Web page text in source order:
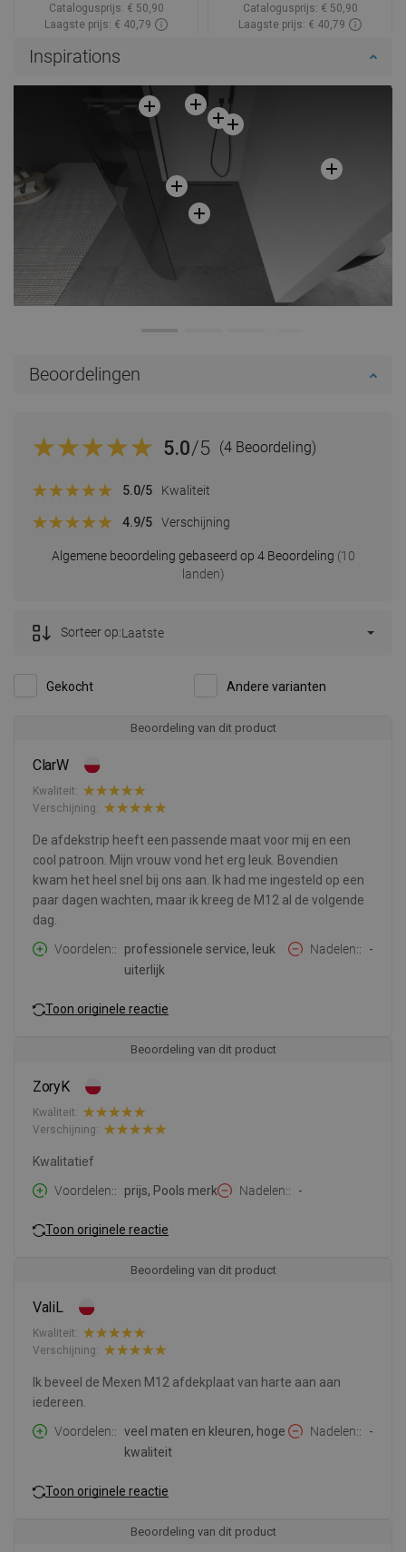
Catalogusprijs: € 50,90
Laagste prijs: € 40,79
Favoriet
Catalogusprijs: € 50,90
Laagste prijs: € 40,79
Inspirations
Beoordelingen
5.0/5 (4 Beoordeling)
Algemene beoordeling gebaseerd op 4 Beoordeling (10
landen)
5.0/5 Kwaliteit
4.9/5 Verschijning
Gekocht Andere varianten
Sorteer op:Laatste
Beoordeling van dit product
ClarW
Kwaliteit:
Verschijning:
De afdekstrip heeft een passende maat voor mij en een
cool patroon. Mijn vrouw vond het erg leuk. Bovendien
kwam het heel snel bij ons aan. Ik had me ingesteld op een
paar dagen wachten, maar ik kreeg de M12 al de volgende
dag.
Voordelen:
professionele service, leuk
uiterlijk
Nadelen: -
Toon originele reactie
Beoordeling van dit product
ZoryK
Kwaliteit:
Verschijning:
Kwalitatief
Voordelen:
prijs, Pools merk Nadelen: -
Toon originele reactie
Beoordeling van dit product
ValiL
Kwaliteit:
Verschijning:
Ik beveel de Mexen M12 afdekplaat van harte aan aan
iedereen.
Voordelen:
veel maten en kleuren, hoge
kwaliteit
Nadelen: -
Toon originele reactie
Beoordeling van dit product